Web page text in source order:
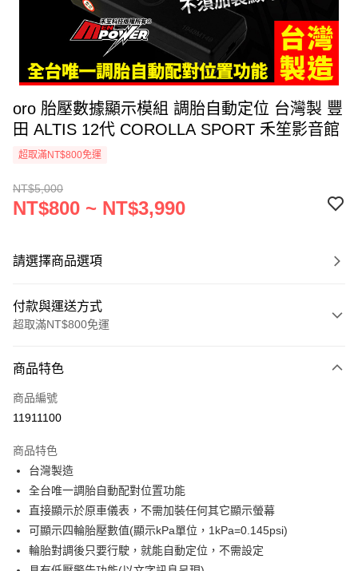
oro 胎壓數據顯示模組 調胎自動定位 台灣製 豐
田 ALTIS 12代 COROLLA SPORT 禾笙影音館
超取滿NT$800免運
NT$5,000
NT$800 ~ NT$3,990
請選擇商品選項
付款與運送方式
超取滿NT$800免運
信用卡一次付款
超商取貨付款
Apple Pay
街口支付
悠遊付
Google Pay
商品特色
商品編號
11911100
商品特色
台灣製造
全台唯一調胎自動配對位置功能
直接顯示於原車儀表，不需加裝任何其它顯示螢幕
可顯示四輪胎壓數值(顯示kPa單位，1kPa=0.145psi)
輪胎對調後只要行駛，就能自動定位，不需設定